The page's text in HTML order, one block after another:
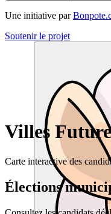
Une initiative par
Soutenir le projet
Villes
Carte interactive des
Élections